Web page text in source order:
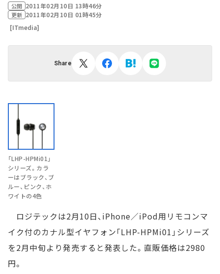
公開 2011年02月10日 13時46分
更新 2011年02月10日 01時45分
[ITmedia]
Share
「LHP-HPMi01」
シリーズ。カラ
ーはブラック、ブ
ルー、ピンク、ホ
ワイトの4色
ロジテックは2月10日、iPhone／iPod用リモコンマ
イク付のカナル型イヤフォン「LHP-HPMi01」シリーズ
を2月中旬より発売すると発表した。直販価格は2980
円。